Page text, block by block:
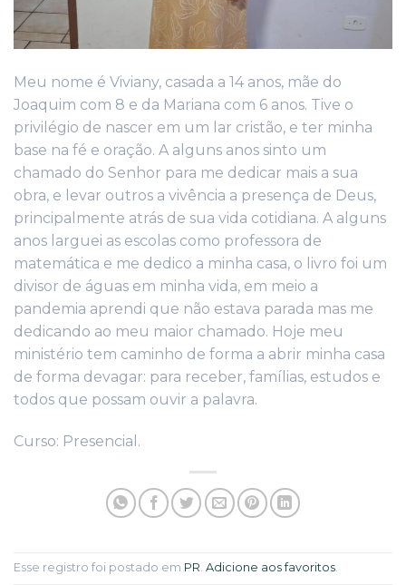
Meu nome é Viviany, casada a 14 anos, mãe do
Joaquim com 8 e da Mariana com 6 anos. Tive o
privilégio de nascer em um lar cristão, e ter minha
base na fé e oração. A alguns anos sinto um
chamado do Senhor para me dedicar mais a sua
obra, e levar outros a vivência a presença de Deus,
principalmente atrás de sua vida cotidiana. A alguns
anos larguei as escolas como professora de
matemática e me dedico a minha casa, o livro foi um
divisor de águas em minha vida, em meio a
pandemia aprendi que não estava parada mas me
dedicando ao meu maior chamado. Hoje meu
ministério tem caminho de forma a abrir minha casa
de forma devagar: para receber, famílias, estudos e
todos que possam ouvir a palavra.
Curso: Presencial.
Esse registro foi postado em PR Adicione aos favoritos